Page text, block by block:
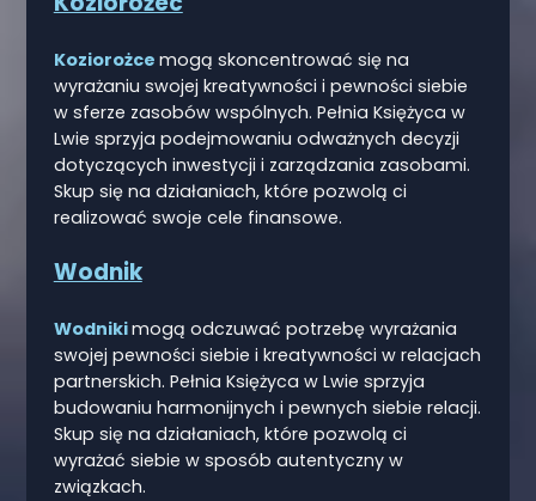
Koziorożce mogą skoncentrować się na
wyrażaniu swojej kreatywności i pewności siebie
w sferze zasobów wspólnych. Pełnia Księżyca w
Lwie sprzyja podejmowaniu odważnych decyzji
dotyczących inwestycji i zarządzania zasobami.
Skup się na działaniach, które pozwolą ci
realizować swoje cele finansowe.
Wodnik
Wodnikimogą odczuwać potrzebę wyrażania
swojej pewności siebie i kreatywności w relacjach
partnerskich. Pełnia Księżyca w Lwie sprzyja
budowaniu harmonijnych i pewnych siebie relacji.
Skup się na działaniach, które pozwolą ci
wyrażać siebie w sposób autentyczny w
związkach.